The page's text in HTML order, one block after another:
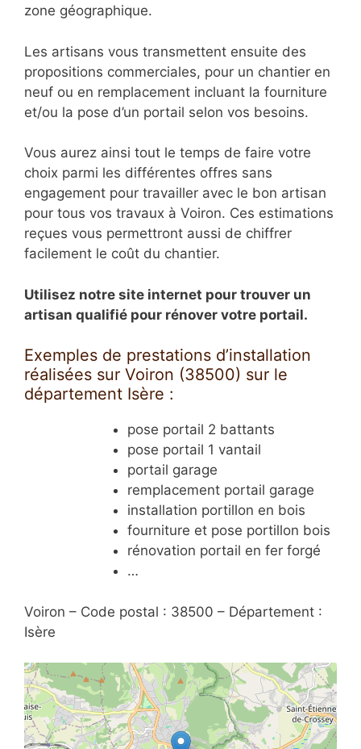
zone géographique.
Les artisans vous transmettent ensuite des
propositions commerciales, pour un chantier en
neuf ou en remplacement incluant la fourniture
et/ou la pose d’un portail selon vos besoins.
Vous aurez ainsi tout le temps de faire votre
choix parmi les différentes offres sans
engagement pour travailler avec le bon artisan
pour tous vos travaux à Voiron. Ces estimations
reçues vous permettront aussi de chiffrer
facilement le coût du chantier.
Utilisez notre site internet pour trouver un
artisan qualifié pour rénover votre portail.
Exemples de prestations d’installation
réalisées sur Voiron (38500) sur le
département Isère :
pose portail 2 battants
pose portail 1 vantail
portail garage
remplacement portail garage
installation portillon en bois
fourniture et pose portillon bois
rénovation portail en fer forgé
…
Voiron – Code postal : 38500 – Département :
Isère